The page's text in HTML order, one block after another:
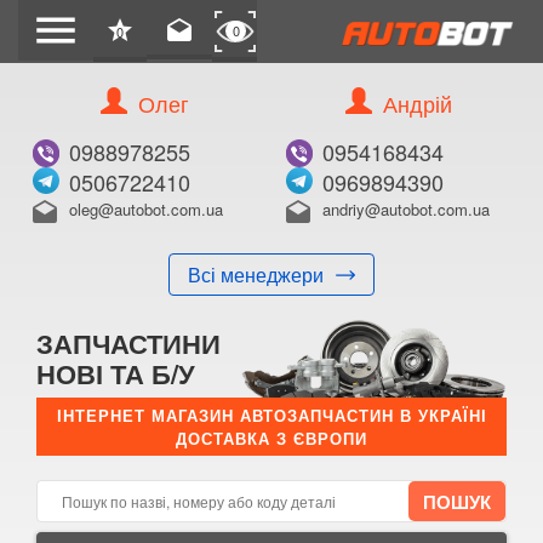
menu star
0 drafts 0
Олег
0988978255
0506722410
drafts oleg@autobot.com.ua
Всі менеджери
Андрій
0954168434
0969894390
drafts andriy@autobot.com.ua
ЗАПЧАСТИНИ
НОВІ ТА Б/У
ІНТЕРНЕТ МАГАЗИН АВТОЗАПЧАСТИН В УКРАЇНІ
ДОСТАВКА З ЄВРОПИ
КУПИТИ
Оригінальний номер:
Примітка:
E-mail:
Телефон: